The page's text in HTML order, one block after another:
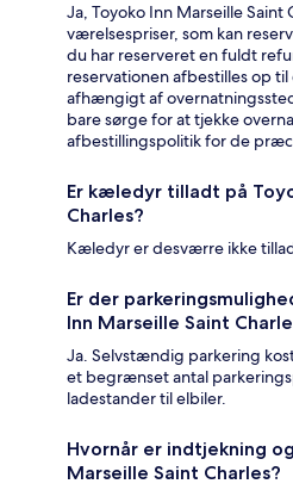
Ja, Toyoko Inn Marseille
værelsespriser, som kan
du har reserveret en fuldt
reservationen afbestilles op
afhængigt af
bare sørge for at tjekke
afbestillingspolitik for de
Er kæledyr tilladt på
Charles?
Kæledyr er desværre ikke
Er der
Inn Marseille Saint
Ja. Selvstændig parkering
et begrænset antal
ladestander til elbiler.
Hvornår er indtjekning
Marseille Saint Charles?